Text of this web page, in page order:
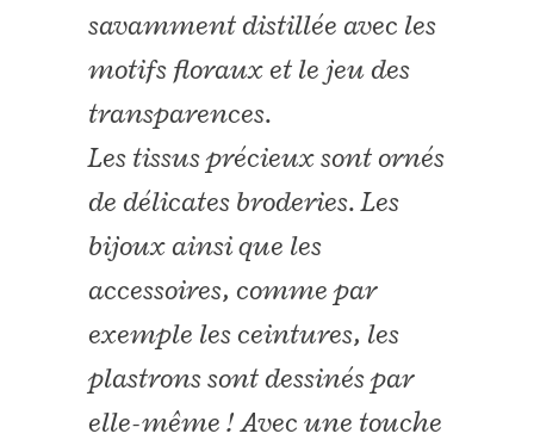
savamment distillée avec les
motifs floraux et le jeu des
transparences.
Les tissus précieux sont ornés
de délicates broderies. Les
bijoux ainsi que les
accessoires, comme par
exemple les ceintures, les
plastrons sont dessinés par
elle-même ! Avec une touche